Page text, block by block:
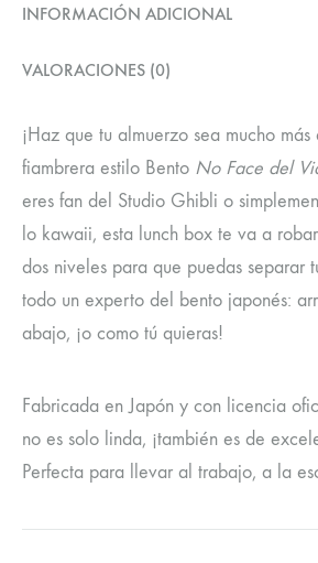
INFORMACIÓN ADICIONAL
VALORACIONES (0)
¡Haz que tu almuerzo sea mucho
fiambrera estilo Bento No Face del
eres fan del Studio Ghibli o
lo kawaii, esta lunch box te va a
dos niveles para que puedas separar
todo un experto del bento japonés:
abajo, ¡o como tú quieras!
Fabricada en Japón y con licencia
no es solo linda, ¡también es de
Perfecta para llevar al trabajo, a la